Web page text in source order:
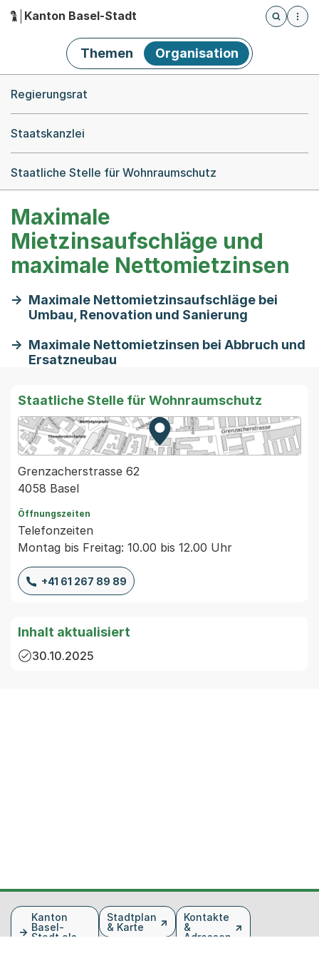
Hauptnavigation
Kanton Basel-Stadt
Öffnet
Themen Organisation
Regierungsrat
Staatskanzlei
Staatliche Stelle für Wohnraumschutz
Maximale
Mietzinsaufschläge und
maximale Nettomietzinsen
Maximale Nettomietzinsaufschläge bei
Umbau, Renovation und Sanierung
Maximale Nettomietzinsen bei Abbruch und
Ersatzneubau
Staatliche Stelle für Wohnraumschutz
Zur Karte von MapBS.
Externer Link, wird in einem
Grenzacherstrasse 62
4058 Basel
Öffnungszeiten
Telefonzeiten
Montag bis Freitag: 10.00 bis 12.00 Uhr
+41 61 267 89 89
Inhalt aktualisiert
30.10.2025
FusszeileKanton
Basel-
Stadt als
Stadtplan
& Karte
Kontakte
&
Adressen